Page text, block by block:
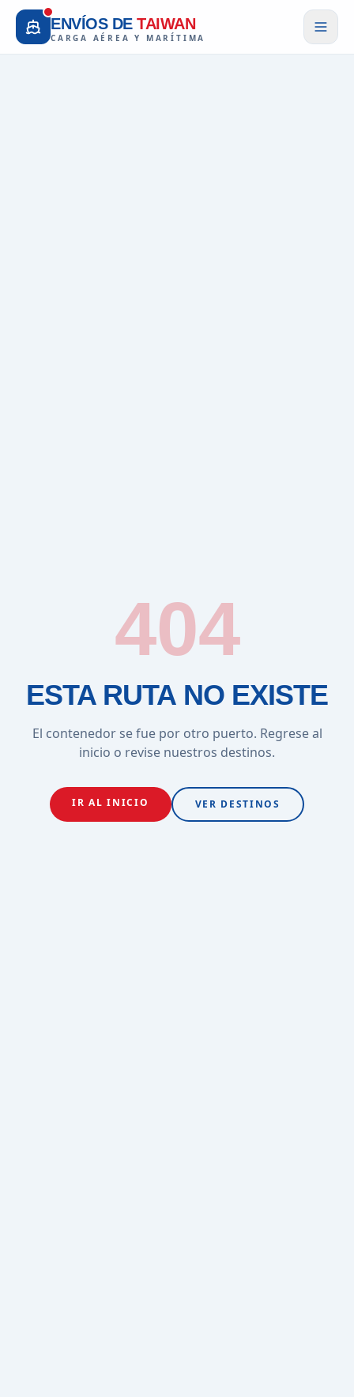
ENVÍOS DE TAIWAN
CARGA AÉREA Y MARÍTIMA
404
ESTA RUTA NO EXISTE
El contenedor se fue por otro puerto. Regrese al
inicio o revise nuestros destinos.
IR AL INICIO VER DESTINOS